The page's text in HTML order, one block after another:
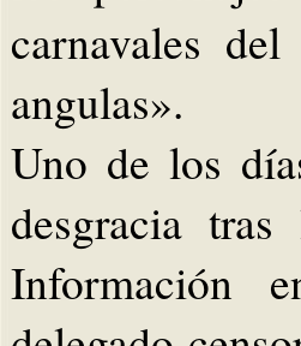
carnavales
angulas».
Uno de los
desgracia
Información